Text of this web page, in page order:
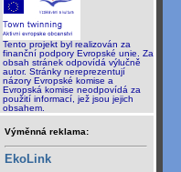
Tento projekt byl realizován za
finanční podpory Evropské unie. Za
obsah stránek odpovídá výlučně
autor. Stránky nereprezentují
názory Evropské komise a
Evropská komise neodpovídá za
použití informací, jež jsou jejich
obsahem.
Výměnná reklama:
EkoLink